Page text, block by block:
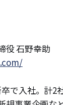
役 石野幸助
で入社。計